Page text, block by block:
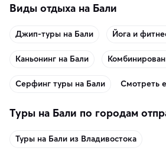
Виды отдыха на Бали
Джип-туры на Бали Йога и
Каньонинг на Бали
Серфинг туры на Бали Смотреть
Туры на Бали по городам
Туры на Бали из Владивостока